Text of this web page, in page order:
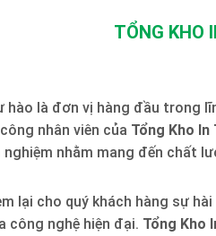
TỔNG KHO
hào là đơn vị hàng đầu trong
nhân viên của Tổng Kho In
nhằm mang đến chất
lại cho quý khách hàng sự
công nghệ hiện đại. Tổng Kho